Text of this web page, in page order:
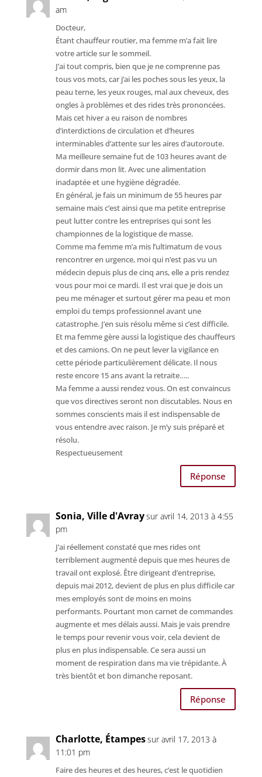
am
Docteur,
Étant chauffeur routier, ma femme m’a fait lire
votre article sur le sommeil.
J’ai tout compris, bien que je ne comprenne pas
tous vos mots, car j’ai les poches sous les yeux, la
peau terne, les yeux rouges, mal aux cheveux, des
ongles à problèmes et des rides très prononcées.
Mais cet hiver a eu raison de nombres
d’interdictions de circulation et d’heures
interminables d’attente sur les aires d’autoroute.
Ma meilleure semaine fut de 103 heures avant de
dormir dans mon lit. Avec une alimentation
inadaptée et une hygiène dégradée.
En général, je fais un minimum de 55 heures par
semaine mais c’est ainsi que ma petite entreprise
peut lutter contre les entreprises qui sont les
championnes de la logistique de masse.
Comme ma femme m’a mis l’ultimatum de vous
rencontrer en urgence, moi qui n’est pas vu un
médecin depuis plus de cinq ans, elle a pris rendez
vous pour moi ce mardi. Il est vrai que je dois un
peu me ménager et surtout gérer ma peau et mon
emploi du temps professionnel avant une
catastrophe. J’en suis résolu même si c’est difficile.
Et ma femme gère aussi la logistique des chauffeurs
et des camions. On ne peut lever la vigilance en
cette période particulièrement délicate. Il nous
reste encore 15 ans avant la retraite…..
Ma femme a aussi rendez vous. On est convaincus
que vos directives seront non discutables. Nous en
sommes conscients mais il est indispensable de
vous entendre avec raison. Je m’y suis préparé et
résolu.
Respectueusement
Réponse
Sonia, Ville d'Avraysur avril 14, 2013 à 4:55
pm
J’ai réellement constaté que mes rides ont
terriblement augmenté depuis que mes heures de
travail ont explosé. Être dirigeant d’entreprise,
depuis mai 2012, devient de plus en plus difficile car
mes employés sont de moins en moins
performants. Pourtant mon carnet de commandes
augmente et mes délais aussi. Mais je vais prendre
le temps pour revenir vous voir, cela devient de
plus en plus indispensable. Ce sera aussi un
moment de respiration dans ma vie trépidante. À
très bientôt et bon dimanche reposant.
Réponse
Charlotte, Étampessur avril 17, 2013 à
11:01 pm
Faire des heures et des heures, c’est le quotidien